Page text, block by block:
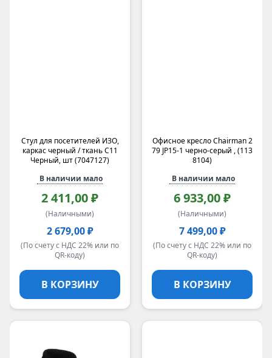
Стул для посетителей ИЗО,
каркас черный / ткань C11
Черный, шт (7047127)
В наличии мало
2 411,00 ₽
(Наличными)
2 679,00 ₽
(По счету с НДС 22% или по
QR-коду)
В КОРЗИНУ
Офисное кресло Chairman 2
79 JP15-1 черно-серый , (113
8104)
В наличии мало
6 933,00 ₽
(Наличными)
7 499,00 ₽
(По счету с НДС 22% или по
QR-коду)
В КОРЗИНУ